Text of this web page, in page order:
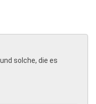
solche, die es